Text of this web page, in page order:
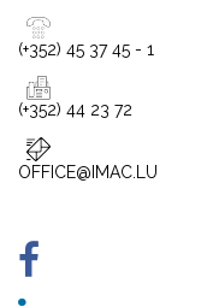
(+352) 45 37 45 - 1
(+352) 44 23 72
OFFICE@IMAC.LU